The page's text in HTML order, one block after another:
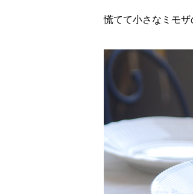
慌てて小さなミモザ